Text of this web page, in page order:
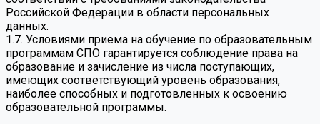
Российской Федерации в области персональных
данных.
1.7. Условиями приема на обучение по образовательным
программам СПО гарантируется соблюдение права на
образование и зачисление из числа поступающих,
имеющих соответствующий уровень образования,
наиболее способных и подготовленных к освоению
образовательной программы.